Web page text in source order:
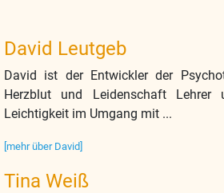
David Leutgeb
David ist der Entwickler der
Herzblut und Leidenschaft Lehrer
Leichtigkeit im Umgang mit ...
[mehr über David]
Tina Weiß